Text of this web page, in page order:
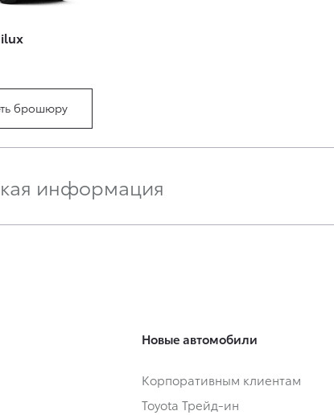
брошюру
информация
Новые автомобили
Корпоративным клиентам
Toyota Трейд-ин